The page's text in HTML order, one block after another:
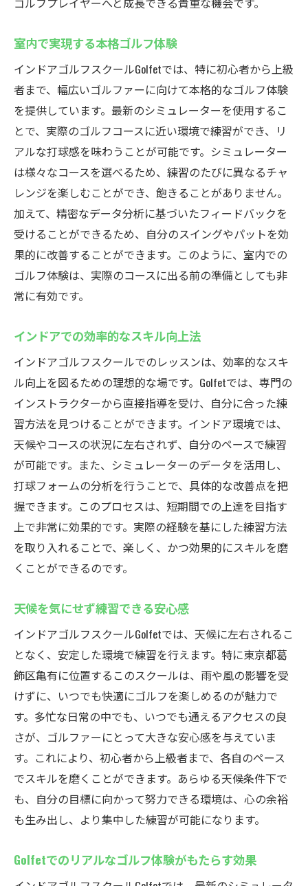
室内で実現する本格ゴルフ体験
インドアゴルフスクールGolfetでは、特に初心者から上級
者まで、幅広いゴルファーに向けて本格的なゴルフ体験
を提供しています。最新のシミュレーターを使用するこ
とで、実際のゴルフコースに近い環境で練習ができ、リ
アルな打球感を味わうことが可能です。シミュレーター
は様々なコースを選べるため、練習のたびに異なるチャ
レンジを楽しむことができ、飽きることがありません。
加えて、精密なデータ分析に基づいたフィードバックを
受けることができるため、自分のスイングやパットを効
果的に改善することができます。このように、室内での
ゴルフ体験は、実際のコースに出る前の準備としても非
常に有効です。
インドアでの効率的なスキル向上法
インドアゴルフスクールでのレッスンは、効率的なスキ
ル向上を図るための理想的な場です。Golfetでは、専門の
インストラクターから直接指導を受け、自分に合った練
習方法を見つけることができます。インドア環境では、
天候やコースの状況に左右されず、自分のペースで練習
が可能です。また、シミュレーターのデータを活用し、
打球フォームの分析を行うことで、具体的な改善点を把
握できます。このプロセスは、短期間での上達を目指す
上で非常に効果的です。実際の経験を基にした練習方法
を取り入れることで、楽しく、かつ効果的にスキルを磨
くことができるのです。
天候を気にせず練習できる安心感
インドアゴルフスクールGolfetでは、天候に左右されるこ
となく、安定した環境で練習を行えます。特に東京都葛
飾区亀有に位置するこのスクールは、雨や風の影響を受
けずに、いつでも快適にゴルフを楽しめるのが魅力で
す。多忙な日常の中でも、いつでも通えるアクセスの良
さが、ゴルファーにとって大きな安心感を与えていま
す。これにより、初心者から上級者まで、各自のペース
でスキルを磨くことができます。あらゆる天候条件下で
も、自分の目標に向かって努力できる環境は、心の余裕
も生み出し、より集中した練習が可能になります。
Golfetでのリアルなゴルフ体験がもたらす効果